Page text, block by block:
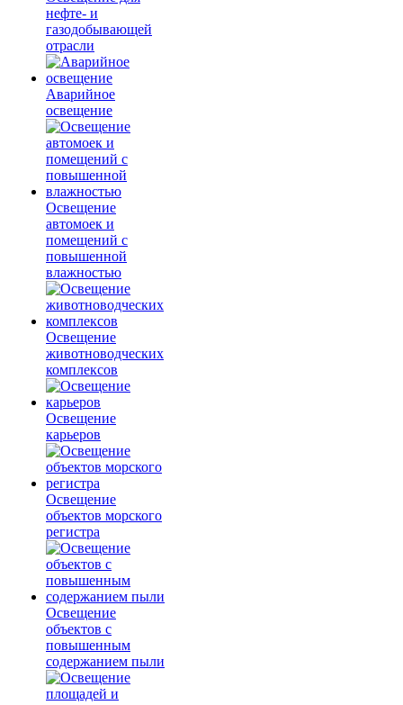
нефте- и
газодобывающей
отрасли
Аварийное
освещение
Освещение
автомоек и
помещений с
повышенной
влажностью
Освещение
животноводческих
комплексов
Освещение
карьеров
Освещение
объектов морского
регистра
Освещение
объектов с
повышенным
содержанием пыли